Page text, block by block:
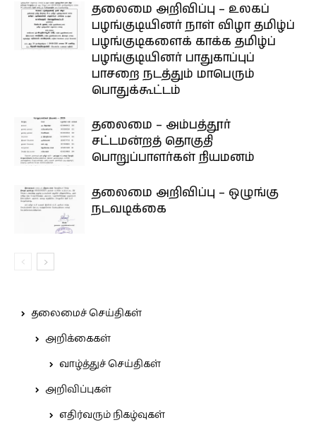
தலைமை அறிவிப்பு – உலகப்
பழங்குடியினர் நாள் விழா தமிழ்ப்
பழங்குடிகளைக் காக்க தமிழ்ப்
பழங்குடியினர் பாதுகாப்புப்
பாசறை நடத்தும் மாபெரும்
பொதுக்கூட்டம்
தலைமை – அம்பத்தூர்
சட்டமன்றத் தொகுதி
பொறுப்பாளர்கள் நியமனம்
தலைமை அறிவிப்பு – ஒழுங்கு
நடவடிக்கை
தலைமைச் செய்திகள்
அறிக்கைகள்
வாழ்த்துச் செய்திகள்
அறிவிப்புகள்
எதிர்வரும் நிகழ்வுகள்